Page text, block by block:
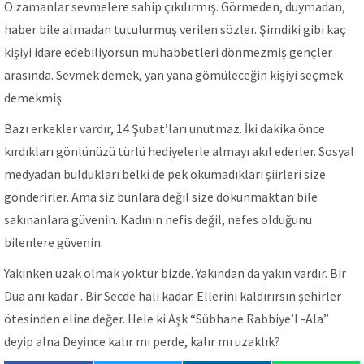
O zamanlar sevmelere sahip çıkılırmış. Görmeden, duymadan,
haber bile almadan tutulurmuş verilen sözler. Şimdiki gibi kaç
kişiyi idare edebiliyorsun muhabbetleri dönmezmiş gençler
arasında. Sevmek demek, yan yana gömüleceğin kişiyi seçmek
demekmiş.
Bazı erkekler vardır, 14 Şubat’ları unutmaz. İki dakika önce
kırdıkları gönlünüzü türlü hediyelerle almayı akıl ederler. Sosyal
medyadan buldukları belki de pek okumadıkları şiirleri size
gönderirler. Ama siz bunlara değil size dokunmaktan bile
sakınanlara güvenin. Kadının nefis değil, nefes olduğunu
bilenlere güvenin.
Yakınken uzak olmak yoktur bizde. Yakından da yakın vardır. Bir
Dua anı kadar . Bir Secde hali kadar. Ellerini kaldırırsın şehirler
ötesinden eline değer. Hele ki Aşk “Sübhane Rabbiye’l -Ala”
deyip alna Deyince kalır mı perde, kalır mı uzaklık?